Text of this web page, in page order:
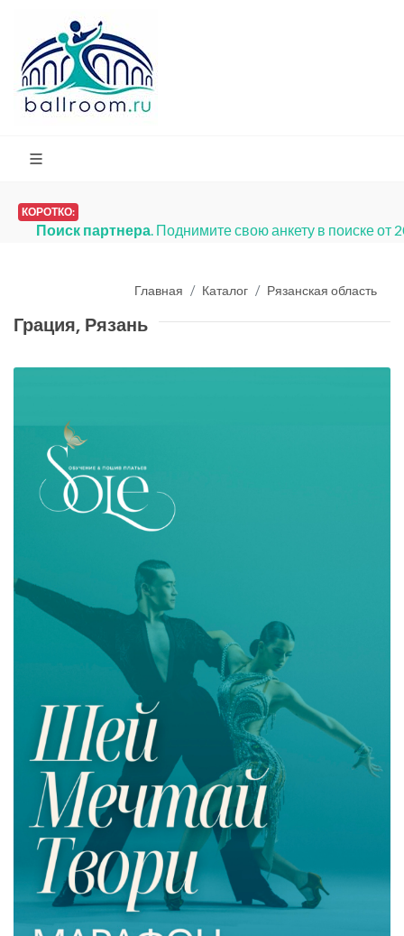
КОРОТКО:
Поиск партнера. Поднимите свою анкету в поиске от
Главная Каталог Рязанская область
Грация, Рязань